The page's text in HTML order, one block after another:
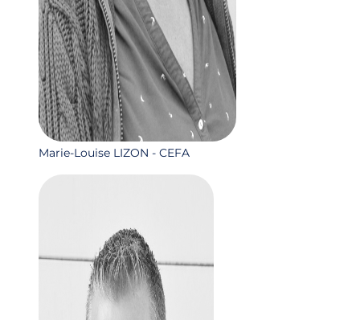
Marie-Louise LIZON - CEFA